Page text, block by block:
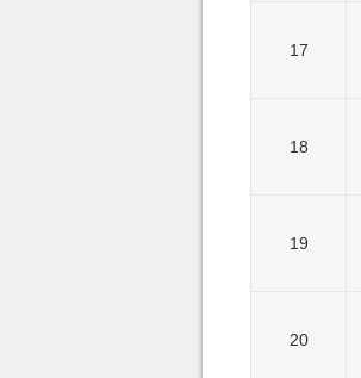
17
18
19
20